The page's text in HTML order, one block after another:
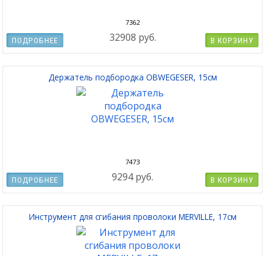
7362
32908 руб. В КОРЗИНУ
ПОДРОБНЕЕ
Держатель подбородка OBWEGESER, 15см
7473
9294 руб. В КОРЗИНУ
ПОДРОБНЕЕ
Инструмент для сгибания проволоки MERVILLE, 17см